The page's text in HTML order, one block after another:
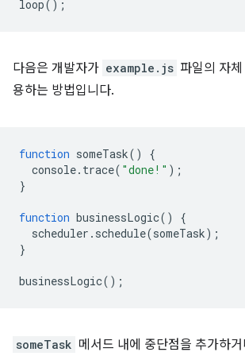
loop();
다음은 개발자가 example.js 파일의 자
용하는 방법입니다.
function someTask()
{
console. trace( "done!" );
}
function businessLogic()
{
scheduler . schedule(someTask);
}
businessLogic();
someTask 메서드 내에 중단점을 추가하